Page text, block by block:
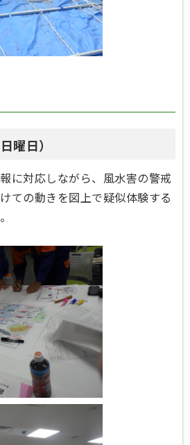
曜日）
に対応しながら、風水害の警戒
ての動きを図上で疑似体験する